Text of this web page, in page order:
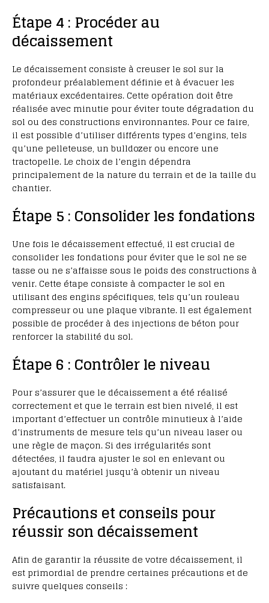
Étape 4 : Procéder au
décaissement
Le décaissement consiste à creuser le sol sur la
profondeur préalablement définie et à évacuer les
matériaux excédentaires. Cette opération doit être
réalisée avec minutie pour éviter toute dégradation du
sol ou des constructions environnantes. Pour ce faire,
il est possible d’utiliser différents types d’engins, tels
qu’une pelleteuse, un bulldozer ou encore une
tractopelle. Le choix de l’engin dépendra
principalement de la nature du terrain et de la taille du
chantier.
Étape 5 : Consolider les fondations
Une fois le décaissement effectué, il est crucial de
consolider les fondations pour éviter que le sol ne se
tasse ou ne s’affaisse sous le poids des constructions à
venir. Cette étape consiste à compacter le sol en
utilisant des engins spécifiques, tels qu’un rouleau
compresseur ou une plaque vibrante. Il est également
possible de procéder à des injections de béton pour
renforcer la stabilité du sol.
Étape 6 : Contrôler le niveau
Pour s’assurer que le décaissement a été réalisé
correctement et que le terrain est bien nivelé, il est
important d’effectuer un contrôle minutieux à l’aide
d’instruments de mesure tels qu’un niveau laser ou
une règle de maçon. Si des irrégularités sont
détectées, il faudra ajuster le sol en enlevant ou
ajoutant du matériel jusqu’à obtenir un niveau
satisfaisant.
Précautions et conseils pour
réussir son décaissement
Afin de garantir la réussite de votre décaissement, il
est primordial de prendre certaines précautions et de
suivre quelques conseils :